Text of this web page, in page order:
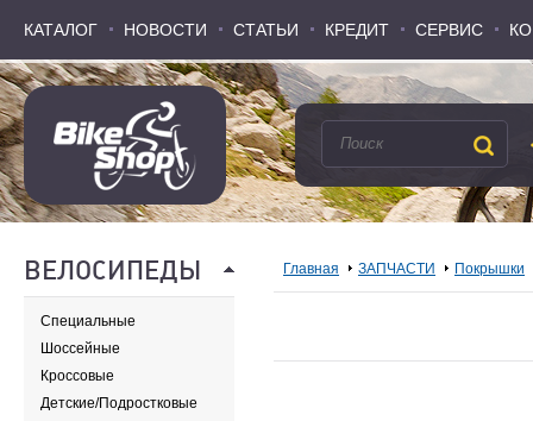
КАТАЛОГ НОВОСТИ СТАТЬИ КРЕДИТ СЕРВИС
КАТАЛОГ НОВОСТИ СТАТЬИ КРЕДИТ СЕРВИС
ВЕЛОСИПЕДЫ
Специальные
Шоссейные
Кроссовые
Детские/Подростковые
Главная ЗАПЧАСТИ Покрышки